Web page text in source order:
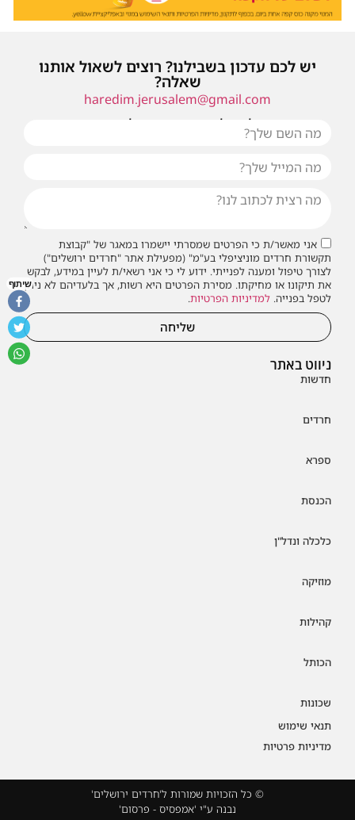
ניווט באתר
חדשות
חרדים
ספרא
הכנסת
כלכלה ונדל"ן
מוזיקה
קהילות
הכותל
שכונות
תנאי שימוש
מדיניות פרטיות
יש לכם עדכון בשבילנו? רוצים לשאול אותנו
שאלה?
haredim.jerusalem@gmail.com
או שילחו אלינו פנייה ונחזור אליכם בהקדם
אני מאשר/ת כי הפרטים שמסרתי יישמרו במאגר של "קבוצת
תקשורת חרדים מוניציפלי בע"מ" (מפעילת אתר "חרדים ירושלים")
לצורך טיפול ומענה לפנייתי. ידוע לי כי אני רשאי/ת לעיין במידע, לבקש
את תיקונו או מחיקתו. מסירת הפרטים היא רשות, אך בלעדיהם לא ניתן
לטפל בפנייה. למדיניות הפרטיות.
שליחה
© כל הזכויות שמורות ל'חרדים ירושלים'
נבנה ע"י 'אמפסיס - פרסום'
שיתוף